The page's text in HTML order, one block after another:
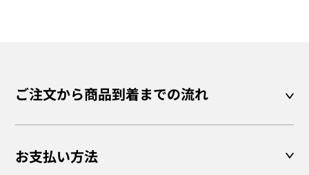
ご注文から商品到着までの流れ
お支払い方法